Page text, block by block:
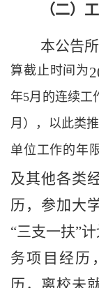
（二）
本公告
算截止时间为
年5月的连续工
月），以此类
单位工作的年
及其他各类
历， 参加大
“三支一扶”
务项目经历
历 ， 离校未